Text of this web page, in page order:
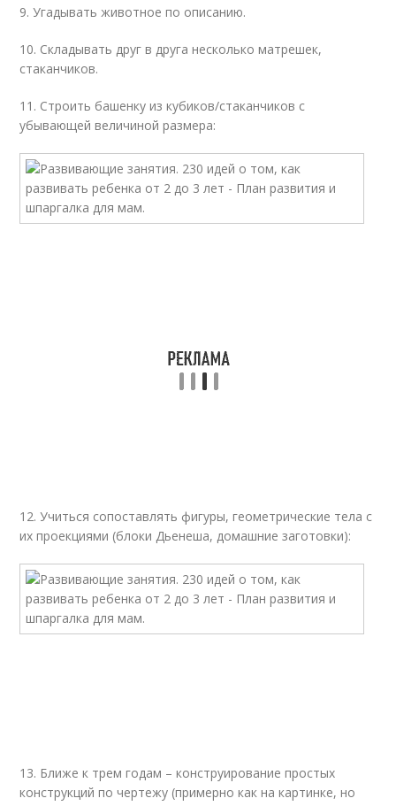
9. Угадывать животное по описанию.
10. Складывать друг в друга несколько матрешек,
стаканчиков.
11. Строить башенку из кубиков/стаканчиков с
убывающей величиной размера:
12. Учиться сопоставлять фигуры, геометрические тела с
их проекциями (блоки Дьенеша, домашние заготовки):
13. Ближе к трем годам – конструирование простых
конструкций по чертежу (примерно как на картинке, но